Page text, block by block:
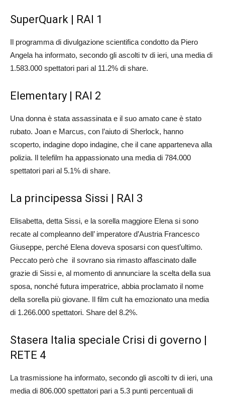
SuperQuark | RAI 1
Il programma di divulgazione scientifica condotto da Piero
Angela ha informato, secondo gli ascolti tv di ieri, una media di
1.583.000 spettatori pari al 11.2% di share.
Elementary | RAI 2
Una donna è stata assassinata e il suo amato cane è stato
rubato. Joan e Marcus, con l’aiuto di Sherlock, hanno
scoperto, indagine dopo indagine, che il cane apparteneva alla
polizia. Il telefilm ha appassionato una media di 784.000
spettatori pari al 5.1% di share.
La principessa Sissi | RAI 3
Elisabetta, detta Sissi, e la sorella maggiore Elena si sono
recate al compleanno dell’ imperatore d’Austria Francesco
Giuseppe, perché Elena doveva sposarsi con quest’ultimo.
Peccato però che il sovrano sia rimasto affascinato dalle
grazie di Sissi e, al momento di annunciare la scelta della sua
sposa, nonché futura imperatrice, abbia proclamato il nome
della sorella più giovane. Il film cult ha emozionato una media
di 1.266.000 spettatori. Share del 8.2%.
Stasera Italia speciale Crisi di governo |
RETE 4
La trasmissione ha informato, secondo gli ascolti tv di ieri, una
media di 806.000 spettatori pari a 5.3 punti percentuali di